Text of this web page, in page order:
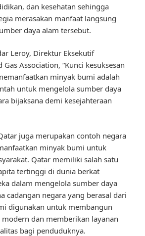
dan kesehatan sehingga
merasakan manfaat langsung
daya alam tersebut.
Leroy, Direktur Eksekutif
Association, “Kunci kesuksesan
minyak bumi adalah
untuk mengelola sumber daya
bijaksana demi kesejahteraan
juga merupakan contoh negara
minyak bumi untuk
Qatar memiliki salah satu
tertinggi di dunia berkat
dalam mengelola sumber daya
cadangan negara yang berasal dari
digunakan untuk membangun
dan memberikan layanan
bagi penduduknya.